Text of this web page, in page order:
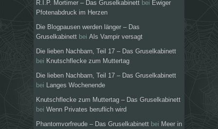
R.I.P. Mortimer – Das Gruselkabinett bei Ewiger
Pfotenabdruck im Herzen
Die Blogpausen werden länger – Das
Gruselkabinett bei Als Vampir versagt
Die lieben Nachbarn, Teil 17 – Das Gruselkabinett
bei Knutschflecke zum Muttertag
Die lieben Nachbarn, Teil 17 – Das Gruselkabinett
bei
Langes Wochenende
Knutschflecke zum Muttertag – Das Gruselkabinett
bei Wenn Privates beruflich wird
Phantomvorfreude – Das Gruselkabinett bei Meer in